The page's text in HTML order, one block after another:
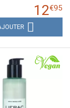
12€95